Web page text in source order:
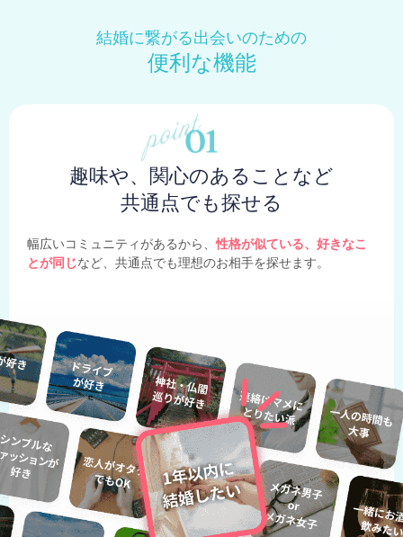
結婚に繋がる出会いのための
便利な機能
趣味や、関心のあることなど
共通点でも探せる
幅広いコミュニティがあるから、性格が似ている、好きなこ
とが同じなど、共通点でも理想のお相手を探せます。